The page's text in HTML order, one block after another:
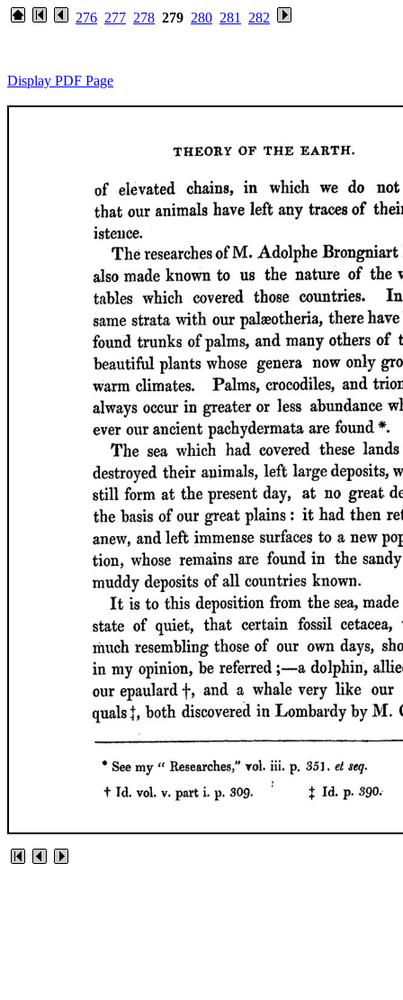
276 277 278 279 280 281 282
Display PDF Page